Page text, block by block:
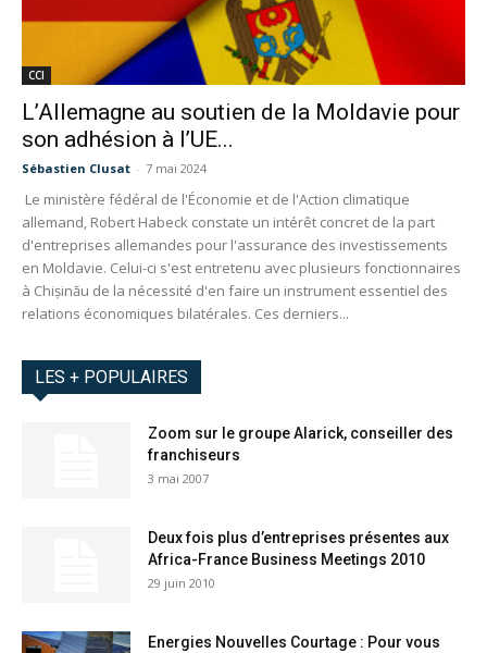
CCI
L’Allemagne au soutien de la Moldavie pour
son adhésion à l’UE...
Sébastien Clusat - 7 mai 2024
Le ministère fédéral de l'Économie et de l'Action climatique
allemand, Robert Habeck constate un intérêt concret de la part
d'entreprises allemandes pour l'assurance des investissements
en Moldavie. Celui-ci s'est entretenu avec plusieurs fonctionnaires
à Chișinău de la nécessité d'en faire un instrument essentiel des
relations économiques bilatérales. Ces derniers...
LES + POPULAIRES
Zoom sur le groupe Alarick, conseiller des
franchiseurs
3 mai 2007
Deux fois plus d’entreprises présentes aux
Africa-France Business Meetings 2010
29 juin 2010
Energies Nouvelles Courtage : Pour vous